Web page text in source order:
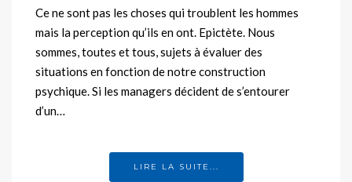
Ce ne sont pas les choses qui troublent les hommes
mais la perception qu’ils en ont. Epictète. Nous
sommes, toutes et tous, sujets à évaluer des
situations en fonction de notre construction
psychique. Si les managers décident de s’entourer
d’un…
LIRE LA SUITE...